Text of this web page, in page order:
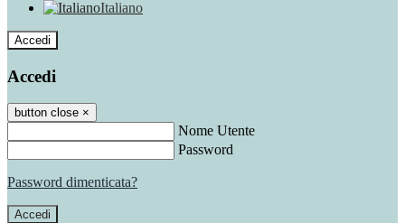
Italiano
Accedi
Accedi
button close ×
Nome Utente
Password
Password dimenticata?